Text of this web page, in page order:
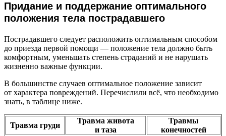
Придание и поддержание оптимального
положения тела пострадавшего
Пострадавшего следует расположить оптимальным способом
до приезда первой помощи — положение тела должно быть
комфортным, уменьшать степень страданий и не нарушать
жизненно важные функции.
В большинстве случаев оптимальное положение зависит
от характера повреждений. Перечислили всё, что необходимо
знать, в таблице ниже.
Травма груди
Травма живота
и таза
Травмы
конечностей